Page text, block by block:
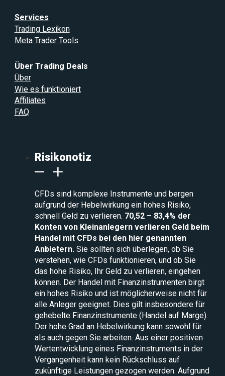
Services
Trading Lexikon
Meta Trader Tools
Über Trading Deals
Über
Wie es funktioniert
Affiliates
FAQ
Risikonotiz
CFDs sind komplexe Instrumente und bergen
aufgrund der Hebelwirkung ein hohes Risiko,
schnell Geld zu verlieren. 70,52 – 83,4% der
Konten von Kleinanlegern verlieren Geld beim
Handel mit CFDs bei den hier genannten
Anbietern. Sie sollten sich überlegen, ob Sie
verstehen, wie CFDs funktionieren, und ob Sie
das hohe Risiko, Ihr Geld zu verlieren, eingehen
können. Der Handel mit Finanzinstrumenten birgt
ein hohes Risiko und ist möglicherweise nicht für
alle Anleger geeignet. Dies gilt insbesondere für
gehebelte Finanzinstrumente (Handel auf Marge).
Der hohe Grad an Hebelwirkung kann sowohl für
als auch gegen Sie arbeiten. Aus einer positiven
Wertentwicklung eines Finanzinstruments in der
Vergangenheit kann kein Rückschluss auf
zukünftige Leistungen gezogen werden. Aufgrund